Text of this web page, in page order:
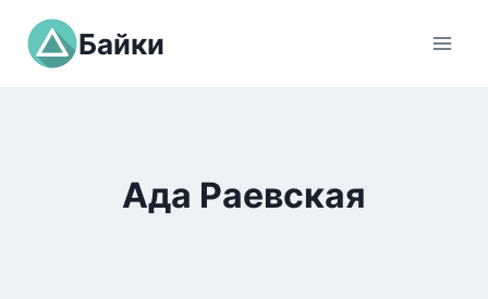
Перейти
содержимому
Байки
Ада Раевская